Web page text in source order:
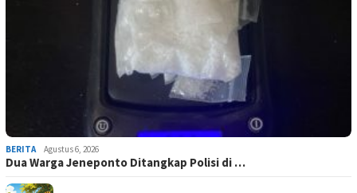
BERITA Agustus 6, 2026
Dua Warga Jeneponto Ditangkap Polisi di …